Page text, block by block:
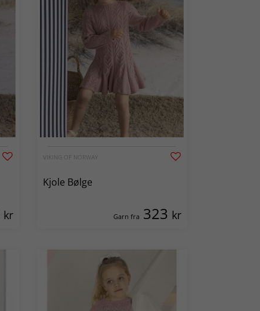
kr
VIKING OF NORWAY
Kjole Bølge
Garn fra 323 kr